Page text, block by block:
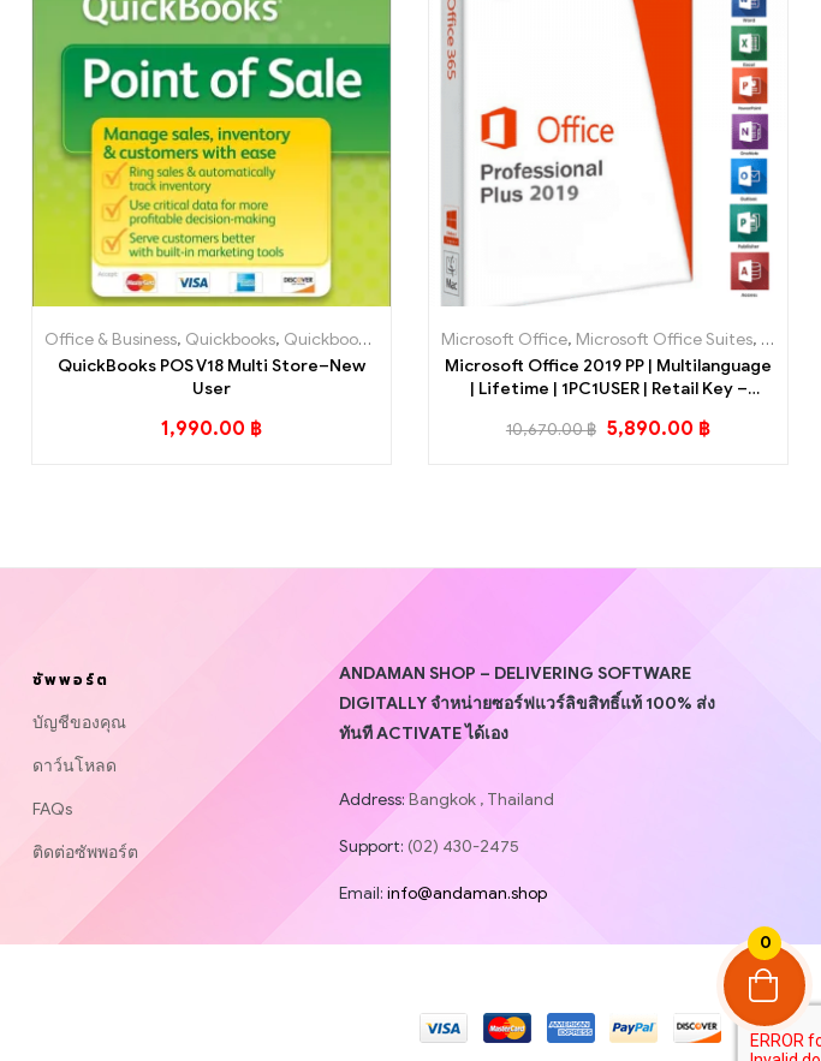
0
Office & Business, Quickbooks, Quickbooks UK Software,โปรแกรมบัญชี
QuickBooks POS V18 Multi Store–New
User
1,990.00 ฿
Microsoft Office, Microsoft Office Suites,
Microsoft Office 2019 PP | Multilanguage
| Lifetime | 1PC1USER | Retail Key –
10,670.00฿ 5,890.00 ฿
ซัพพอร์ต
บัญชีของคุณ
ดาว์นโหลด
FAQs
ติดต่อซัพพอร์ต
ANDAMAN SHOP – DELIVERING SOFTWARE
DIGITALLY จำหน่ายซอร์ฟแวร์ลิขสิทธิ์แท้ 100% ส่ง
ทันที ACTIVATE ได้เอง
Address:Bangkok , Thailand
Support: (02) 430-2475
Email: info@andaman.shop